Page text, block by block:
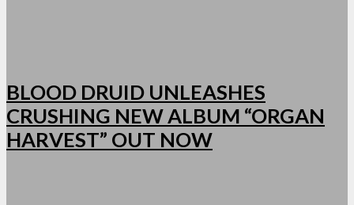
BLOOD DRUID UNLEASHES
CRUSHING NEW ALBUM “ORGAN
HARVEST” OUT NOW